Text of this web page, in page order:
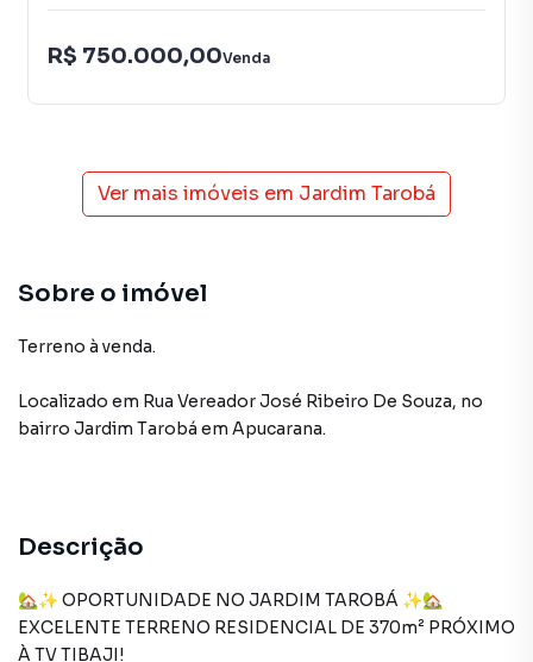
R$ 750.000,00Venda
Ver mais imóveis em Jardim Tarobá
Sobre o imóvel
Terreno à venda.
Localizado em Rua Vereador José Ribeiro De Souza, no
bairro Jardim Tarobá em Apucarana.
Descrição
🏡✨ OPORTUNIDADE NO JARDIM TAROBÁ ✨🏡
EXCELENTE TERRENO RESIDENCIAL DE 370m² PRÓXIMO
À TV TIBAJI!